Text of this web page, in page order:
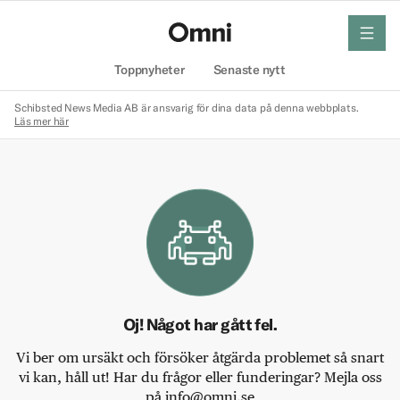
Toppnyheter Senaste nytt
meny
Schibsted News Media AB är ansvarig för dina data på denna webbplats.
Läs mer här
Oj! Något har gått fel.
Vi ber om ursäkt och försöker åtgärda problemet så snart
vi kan, håll ut! Har du frågor eller funderingar? Mejla oss